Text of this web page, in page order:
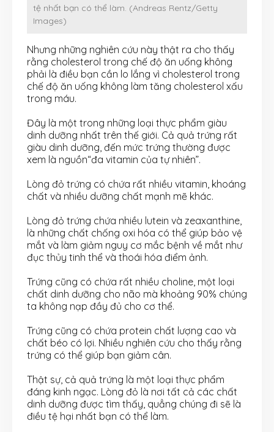
tệ nhất bạn có thể làm. (Andreas Rentz/Getty
Images)
Nhưng những nghiên cứu này thật ra cho thấy
rằng cholesterol trong chế độ ăn uống không
phải là điều bạn cần lo lắng vì cholesterol trong
chế độ ăn uống không làm tăng cholesterol xấu
trong máu.
Đây là một trong những loại thực phẩm giàu
dinh dưỡng nhất trên thế giới. Cả quả trứng rất
giàu dinh dưỡng, đến mức trứng thường được
xem là nguồn“đa vitamin của tự nhiên”.
Lòng đỏ trứng có chứa rất nhiều vitamin, khoáng
chất và nhiều dưỡng chất mạnh mẽ khác.
Lòng đỏ trứng chứa nhiều lutein và zeaxanthine,
là những chất chống oxi hóa có thể giúp bảo vệ
mắt và làm giảm nguy cơ mắc bệnh về mắt như
đục thủy tinh thể và thoái hóa điểm ảnh.
Trứng cũng có chứa rất nhiều choline, một loại
chất dinh dưỡng cho não mà khoảng 90% chúng
ta không nạp đầy đủ cho cơ thể.
Trứng cũng có chứa protein chất lượng cao và
chất béo có lợi. Nhiều nghiên cứu cho thấy rằng
trứng có thể giúp bạn giảm cân.
Thật sự, cả quả trứng là một loại thực phẩm
đáng kinh ngạc. Lòng đỏ là nơi tất cả các chất
dinh dưỡng được tìm thấy, quẳng chúng đi sẽ là
điều tệ hại nhất bạn có thể làm.